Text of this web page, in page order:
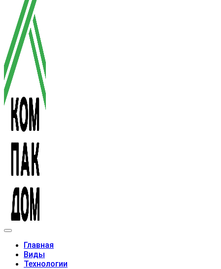
Главная
Виды
Технологии